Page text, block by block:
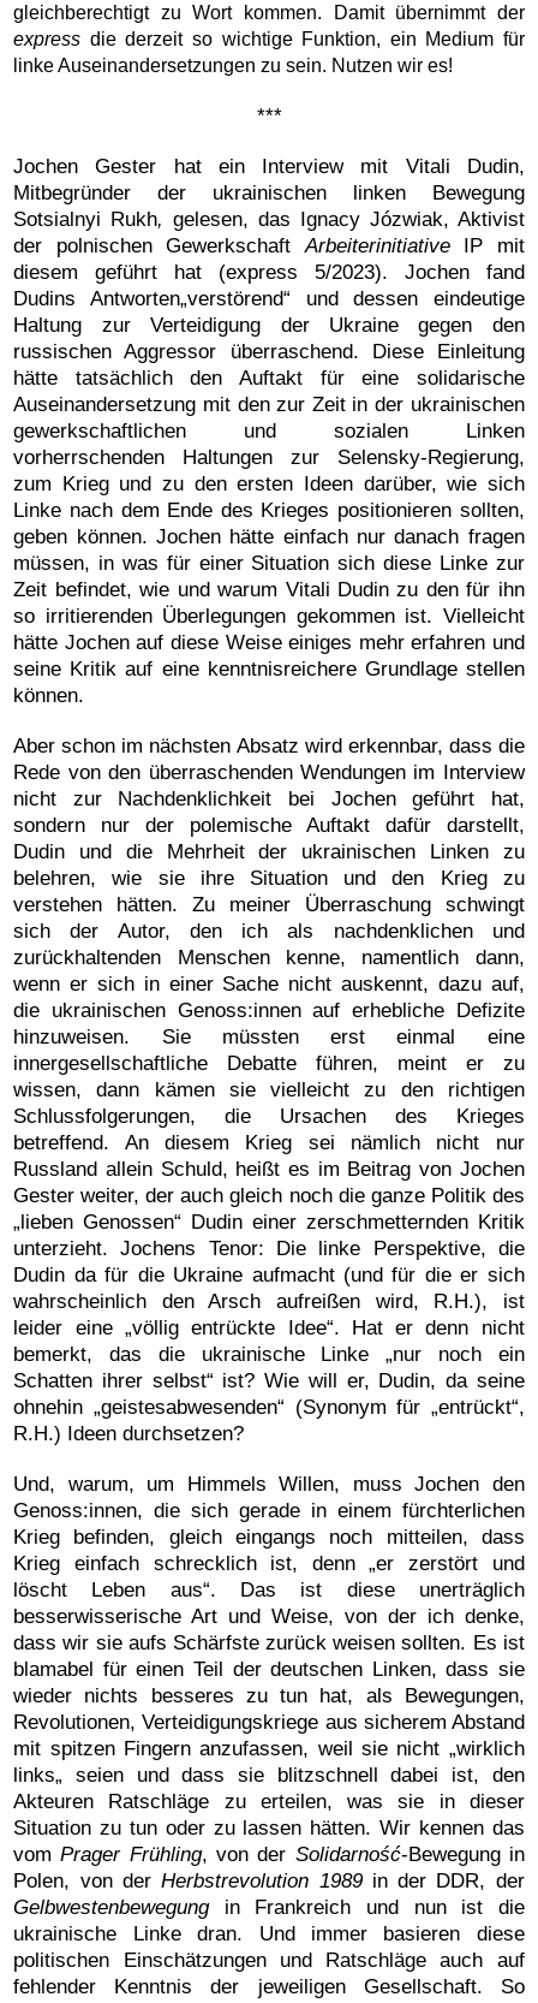
gleichberechtigt zu Wort kommen. Damit übernimmt der
express die derzeit so wichtige Funktion, ein Medium für
linke Auseinandersetzungen zu sein. Nutzen wir es!
***
Jochen Gester hat ein Interview mit Vitali Dudin,
Mitbegründer der ukrainischen linken Bewegung
Sotsialnyi Rukh, gelesen, das Ignacy Józwiak, Aktivist
der polnischen GewerkschaftArbeiterinitiative IP mit
diesem geführt hat (express 5/2023). Jochen fand
Dudins Antworten„verstörend“ und dessen eindeutige
Haltung zur Verteidigung der Ukraine gegen den
russischen Aggressor überraschend. Diese Einleitung
hätte tatsächlich den Auftakt für eine solidarische
Auseinandersetzung mit den zur Zeit in der ukrainischen
gewerkschaftlichen und sozialen Linken
vorherrschenden Haltungen zur Selensky-Regierung,
zum Krieg und zu den ersten Ideen darüber, wie sich
Linke nach dem Ende des Krieges positionieren sollten,
geben können. Jochen hätte einfach nur danach fragen
müssen, in was für einer Situation sich diese Linke zur
Zeit befindet, wie und warum Vitali Dudin zu den für ihn
so irritierenden Überlegungen gekommen ist. Vielleicht
hätte Jochen auf diese Weise einiges mehr erfahren und
seine Kritik auf eine kenntnisreichere Grundlage stellen
können.
Aber schon im nächsten Absatz wird erkennbar, dass die
Rede von den überraschenden Wendungen im Interview
nicht zur Nachdenklichkeit bei Jochen geführt hat,
sondern nur der polemische Auftakt dafür darstellt,
Dudin und die Mehrheit der ukrainischen Linken zu
belehren, wie sie ihre Situation und den Krieg zu
verstehen hätten. Zu meiner Überraschung schwingt
sich der Autor, den ich als nachdenklichen und
zurückhaltenden Menschen kenne, namentlich dann,
wenn er sich in einer Sache nicht auskennt, dazu auf,
die ukrainischen Genoss:innen auf erhebliche Defizite
hinzuweisen. Sie müssten erst einmal eine
innergesellschaftliche Debatte führen, meint er zu
wissen, dann kämen sie vielleicht zu den richtigen
Schlussfolgerungen, die Ursachen des Krieges
betreffend. An diesem Krieg sei nämlich nicht nur
Russland allein Schuld, heißt es im Beitrag von Jochen
Gester weiter, der auch gleich noch die ganze Politik des
„lieben Genossen“ Dudin einer zerschmetternden Kritik
unterzieht. Jochens Tenor: Die linke Perspektive, die
Dudin da für die Ukraine aufmacht (und für die er sich
wahrscheinlich den Arsch aufreißen wird, R.H.), ist
leider eine „völlig entrückte Idee“. Hat er denn nicht
bemerkt, das die ukrainische Linke „nur noch ein
Schatten ihrer selbst“ ist? Wie will er, Dudin, da seine
ohnehin „geistesabwesenden“ (Synonym für „entrückt“,
R.H.) Ideen durchsetzen?
Und, warum, um Himmels Willen, muss Jochen den
Genoss:innen, die sich gerade in einem fürchterlichen
Krieg befinden, gleich eingangs noch mitteilen, dass
Krieg einfach schrecklich ist, denn „er zerstört und
löscht Leben aus“. Das ist diese unerträglich
besserwisserische Art und Weise, von der ich denke,
dass wir sie aufs Schärfste zurück weisen sollten. Es ist
blamabel für einen Teil der deutschen Linken, dass sie
wieder nichts besseres zu tun hat, als Bewegungen,
Revolutionen, Verteidigungskriege aus sicherem Abstand
mit spitzen Fingern anzufassen, weil sie nicht „wirklich
links„ seien und dass sie blitzschnell dabei ist, den
Akteuren Ratschläge zu erteilen, was sie in dieser
Situation zu tun oder zu lassen hätten. Wir kennen das
vomPrager Frühling, von der Solidarność-Bewegung in
Polen, von derHerbstrevolution 1989 in der DDR, der
Gelbwestenbewegung in Frankreich und nun ist die
ukrainische Linke dran. Und immer basieren diese
politischen Einschätzungen und Ratschläge auch auf
fehlender Kenntnis der jeweiligen Gesellschaft. So